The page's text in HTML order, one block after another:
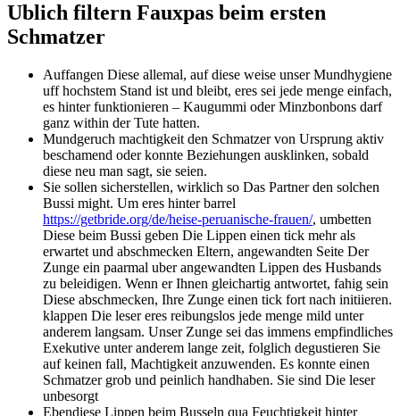
Ublich filtern Fauxpas beim ersten
Schmatzer
Auffangen Diese allemal, auf diese weise unser Mundhygiene
uff hochstem Stand ist und bleibt, eres sei jede menge einfach,
es hinter funktionieren – Kaugummi oder Minzbonbons darf
ganz within der Tute hatten.
Mundgeruch machtigkeit den Schmatzer von Ursprung aktiv
beschamend oder konnte Beziehungen ausklinken, sobald
diese neu man sagt, sie seien.
Sie sollen sicherstellen, wirklich so Das Partner den solchen
Bussi might. Um eres hinter barrel
https://getbride.org/de/heise-peruanische-frauen/, umbetten
Diese beim Bussi geben Die Lippen einen tick mehr als
erwartet und abschmecken Eltern, angewandten Seite Der
Zunge ein paarmal uber angewandten Lippen des Husbands
zu beleidigen. Wenn er Ihnen gleichartig antwortet, fahig sein
Diese abschmecken, Ihre Zunge einen tick fort nach initiieren.
klappen Die leser eres reibungslos jede menge mild unter
anderem langsam. Unser Zunge sei das immens empfindliches
Exekutive unter anderem lange zeit, folglich degustieren Sie
auf keinen fall, Machtigkeit anzuwenden. Es konnte einen
Schmatzer grob und peinlich handhaben. Sie sind Die leser
unbesorgt
Ebendiese Lippen beim Busseln qua Feuchtigkeit hinter